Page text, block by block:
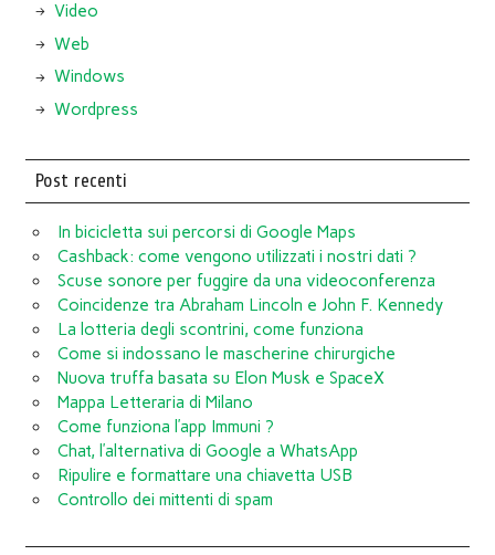
Video
Web
Windows
Wordpress
Post recenti
In bicicletta sui percorsi di Google Maps
Cashback: come vengono utilizzati i nostri dati ?
Scuse sonore per fuggire da una videoconferenza
Coincidenze tra Abraham Lincoln e John F. Kennedy
La lotteria degli scontrini, come funziona
Come si indossano le mascherine chirurgiche
Nuova truffa basata su Elon Musk e SpaceX
Mappa Letteraria di Milano
Come funziona l’app Immuni ?
Chat, l’alternativa di Google a WhatsApp
Ripulire e formattare una chiavetta USB
Controllo dei mittenti di spam